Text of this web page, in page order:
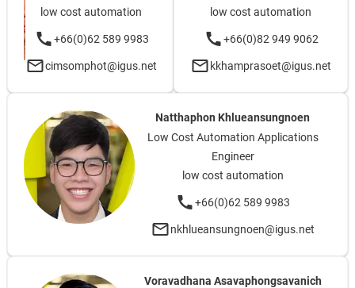
low cost automation
+66(0)62 589 9983
cimsomphot@igus.net
low cost automation
+66(0)82 949 9062
kkhamprasoet@igus.net
Natthaphon Khlueansungnoen
Low Cost Automation Applications
Engineer
low cost automation
+66(0)62 589 9983
nkhlueansungnoen@igus.net
Voravadhana Asavaphongsavanich